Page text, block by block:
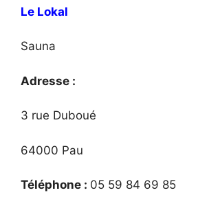
Le Lokal
Sauna
Adresse :
3 rue Duboué
64000 Pau
Téléphone : 05 59 84 69 85